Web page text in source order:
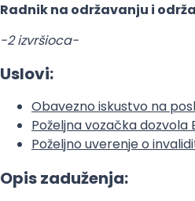
Radnik na održavanju i
-2 izvršioca-
Uslovi:
Obavezno iskustvo na
Poželjna vozačka dozvola
Poželjno uverenje o
Opis zaduženja: